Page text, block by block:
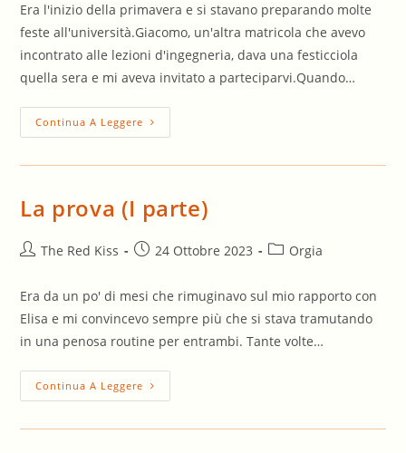
Era l'inizio della primavera e si stavano preparando molte
feste all'università.Giacomo, un'altra matricola che avevo
incontrato alle lezioni d'ingegneria, dava una festicciola
quella sera e mi aveva invitato a parteciparvi.Quando…
Continua A Leggere Dopo
La
La prova (I parte)
AutoreThe Red Kiss
Articolo24 Ottobre 2023
Categoria
Orgia
Era da un po' di mesi che rimuginavo sul mio rapporto con
Elisa e mi convincevo sempre più che si stava tramutando
in una penosa routine per entrambi. Tante volte…
Continua A Leggere La
Prova